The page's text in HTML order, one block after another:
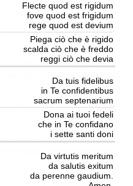
Flecte quod est rigidum
fove quod est frigidum
rege quod est devium
Piega ciò che è rigido
scalda ciò che è freddo
reggi ciò che devia
Da tuis fidelibus
in Te confidentibus
sacrum septenarium
Dona ai tuoi fedeli
che in Te confidano
i sette santi doni
Da virtutis meritum
da salutis exitum
da perenne gaudium.